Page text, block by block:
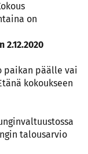
on
paikan päälle vai
kokoukseen
talousarvio